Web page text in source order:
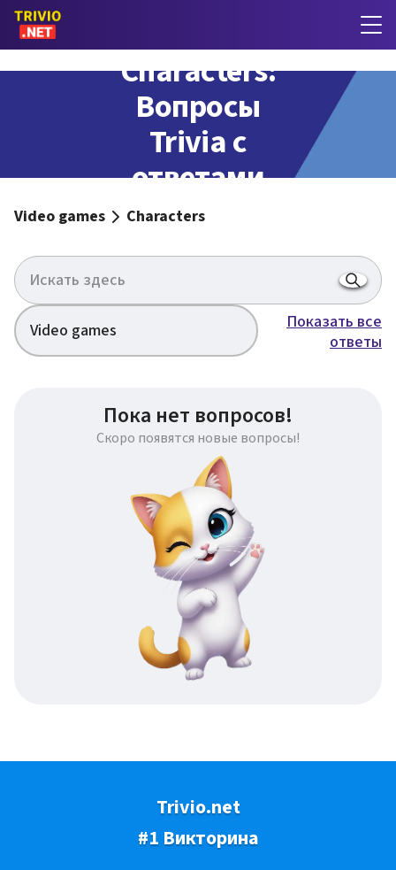
Characters:
Вопросы
Trivia с
ответами
Video games Characters
Video games
Показать все
ответы
Пока нет вопросов!
Скоро появятся новые вопросы!
Trivio.net
#1 Викторина